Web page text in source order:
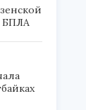
БПЛА